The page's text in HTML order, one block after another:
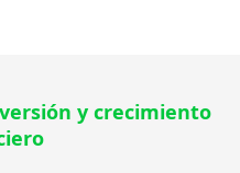
y crecimiento